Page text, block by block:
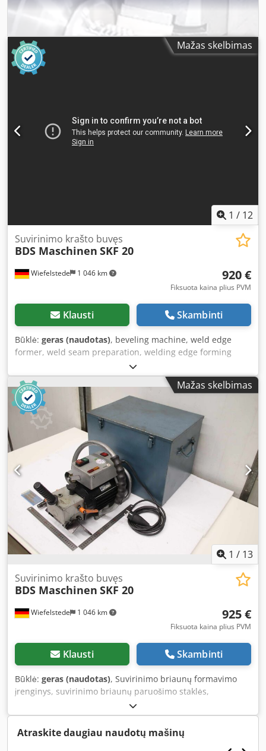
Mažas skelbimas
1 / 12
Wiefelstede 1 046 km
Suvirinimo krašto buvęs
BDS Maschinen SKF 20
920 €
Fiksuota kaina plius PVM
Klausti Skambinti
Būklė: geras (naudotas), beveling machine, weld edge
former, weld seam preparation, welding edge forming
machine, edge milling device, edge milling machine,
portable milling machine Crodpfx Amsd Izt Ss Tef - Bevel
length: max. 20 mm - Box dimensions: 460/360/H355 mm -
Weight: 24 kg
Mažas skelbimas
1 / 13
Wiefelstede 1 046 km
Suvirinimo krašto buvęs
BDS Maschinen SKF 20
925 €
Fiksuota kaina plius PVM
Klausti Skambinti
Būklė: geras (naudotas), Suvirinimo briaunų formavimo
įrenginys, suvirinimo briaunų paruošimo staklės,
mobiliosios frezavimo staklės -Gamintojas: BDS, suvirinimo
briaunų formavimo įrenginys / briaunų frezavimo staklės -
Tipas: SKF 20 -Galia: 1,1 kW Cjdpfx Amex Ehf Nj Terf -
Priedai: žiūrėkite nuotraukas -Dėžės matmenys:
Atraskite daugiau naudotų mašinų